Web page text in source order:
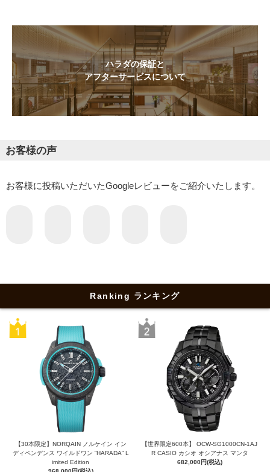
ハラダの保証と
アフターサービスについて
お客様の声
お客様に投稿いただいたGoogleレビューをご紹介いたします。
Ranking ランキング
【30本限定】NORQAIN ノルケイン イン
ディペンデンス ワイルドワン “HARADA” L
imited Edition
【世界限定600本】 OCW-SG1000CN-1AJ
R CASIO カシオ オシアナス マンタ
682,000円(税込)